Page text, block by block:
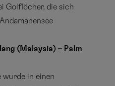
Golflöcher, die sich
(Malaysia) – Palm
wurde in einen